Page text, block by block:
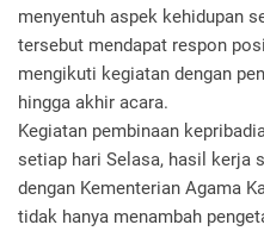
menyentuh aspek kehidupan
tersebut mendapat respon
mengikuti kegiatan dengan
hingga akhir acara.
Kegiatan pembinaan
setiap hari Selasa, hasil kerja
dengan Kementerian Agama
tidak hanya menambah